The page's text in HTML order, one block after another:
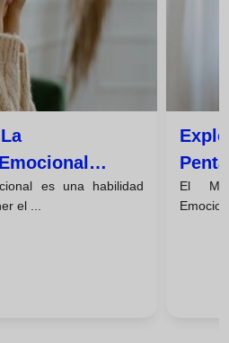
es una habilidad
el ...
El